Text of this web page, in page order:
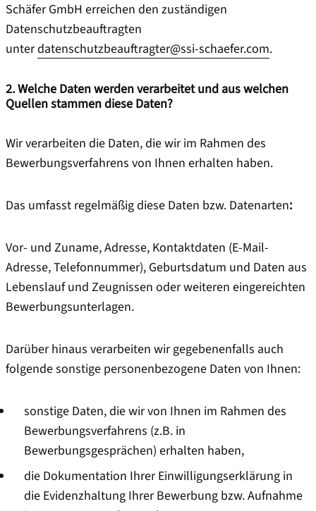
Schäfer GmbH erreichen den zuständigen
Datenschutzbeauftragten
unterdatenschutzbeauftragter@ssi-schaefer.com.
2. Welche Daten werden verarbeitet und aus welchen
Quellen stammen diese Daten?
Wir verarbeiten die Daten, die wir im Rahmen des
Bewerbungsverfahrens von Ihnen erhalten haben.
Das umfasst regelmäßig diese Daten bzw. Datenarten:
Vor- und Zuname, Adresse, Kontaktdaten (E-Mail-
Adresse, Telefonnummer), Geburtsdatum und Daten aus
Lebenslauf und Zeugnissen oder weiteren eingereichten
Bewerbungsunterlagen.
Darüber hinaus verarbeiten wir gegebenenfalls auch
folgende sonstige personenbezogene Daten von Ihnen:
sonstige Daten, die wir von Ihnen im Rahmen des
Bewerbungsverfahrens (z.B. in
Bewerbungsgesprächen) erhalten haben,
die Dokumentation Ihrer Einwilligungserklärung in
die Evidenzhaltung Ihrer Bewerbung bzw. Aufnahme